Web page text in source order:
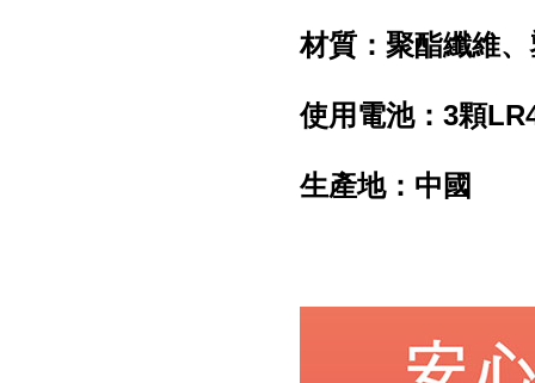
材質：聚酯纖維
使用電池：3顆
生產地：中國